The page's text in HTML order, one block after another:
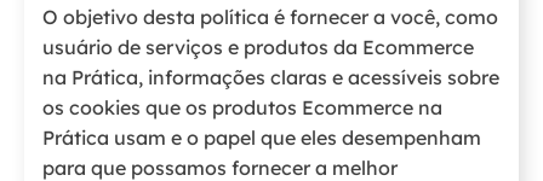
O objetivo desta política é fornecer a você, como
usuário de serviços e produtos da Ecommerce
na Prática, informações claras e acessíveis sobre
os cookies que os produtos Ecommerce na
Prática usam e o papel que eles desempenham
para que possamos fornecer a melhor